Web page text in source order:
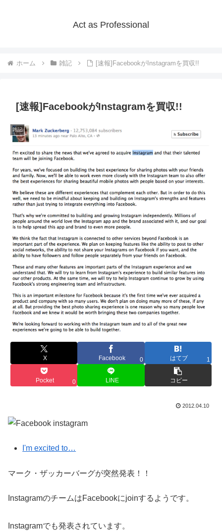
Act as Professional
ホーム 雑記 [速報]FacebookがInstagramを買収!!
[速報]FacebookがInstagramを買収!!
雑記
X Facebook 0 はてブ 1
Pocket 0 LINE コピー
2012.04.10
I'm excited to…
マーク・ザッカーバーグが突然発表！！
InstagramのチームはFacebookにjoinするようです。
Instagramでも発表されています。